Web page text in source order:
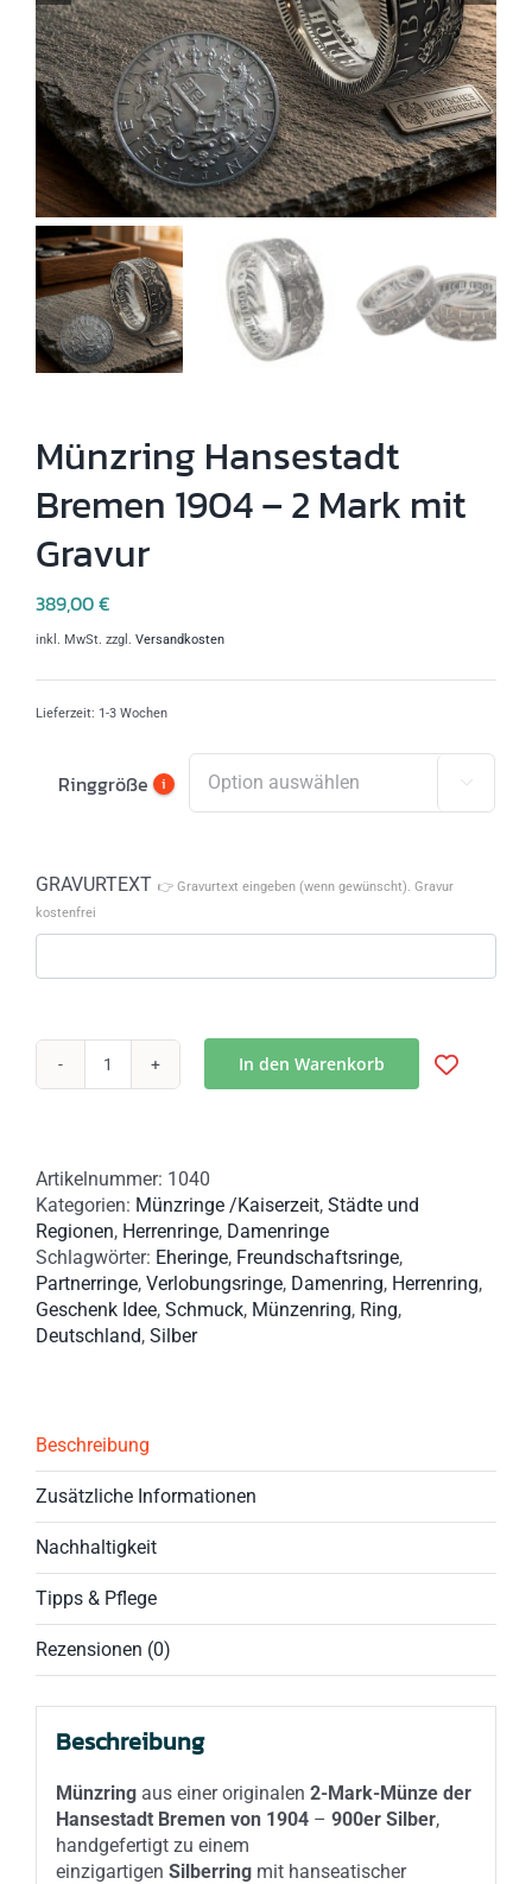
Münzring Hansestadt
Bremen 1904 – 2 Mark mit
Gravur
389,00€
inkl. MwSt. zzgl. Versandkosten
Lieferzeit: 1-3 Wochen
Ringgröße i 
GRAVURTEXT 👉 Gravurtext eingeben (wenn gewünscht). Gravur
kostenfrei
Münzring
–
2
Mark
mit
Gravur
Menge
In den Warenkorb
Artikelnummer: 1040
Kategorien: Münzringe /Kaiserzeit, Städte und
Regionen, Herrenringe, Damenringe
Schlagwörter: Eheringe, Freundschaftsringe,
Partnerringe, Verlobungsringe, Damenring, Herrenring,
Geschenk Idee, Schmuck, Münzenring, Ring,
Deutschland, Silber
Beschreibung
Zusätzliche Informationen
Nachhaltigkeit
Tipps & Pflege
Rezensionen (0)
Beschreibung
Münzringaus einer originalen 2-Mark-Münze der
Hansestadt Bremen von 1904– 900er Silber,
handgefertigt zu einem
einzigartigen Silberringmit hanseatischer